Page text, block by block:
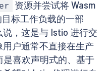
资源并尝试将 Wasm
标工作负载的一部
，这是与 Istio 进行交
户通常不直接在生产
是喜欢声明式的、基于